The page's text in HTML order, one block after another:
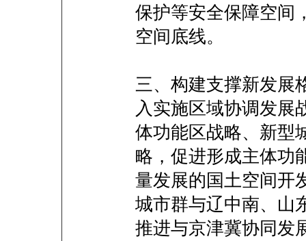
保护等安全保障空间
空间底线。
三、构建支撑新发展
入实施区域协调发展
体功能区战略、新型
略，促进形成主体功
量发展的国土空间开
城市群与辽中南、山
推进与京津冀协同发